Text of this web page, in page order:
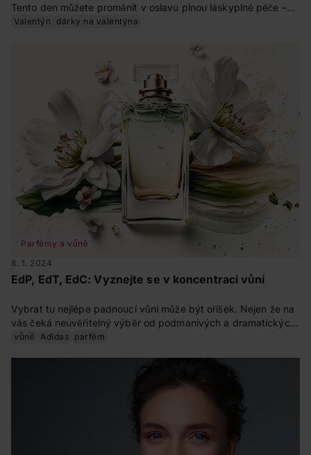
Tento den můžete proměnit v oslavu plnou láskyplné péče –
nejen o svého partnera, ale i o sebe. Co takhle spojit chvíle
vám nápady, jak si Valentýn užít jinak – s wellness rituály,
kreativními zážitky a dárky, které potěší i překvapí.
Valentýn dárky na valentýna
Parfémy a vůně
8. 1. 2024
EdP, EdT, EdC: Vyznejte se v koncentraci vůní
Vybrat tu nejlépe padnoucí vůni může být oříšek. Nejen že na
vás čeká neuvěřitelný výběr od podmanivých a dramatických
vůní po ty lehké svěží, ale navíc je pořídíte v různých
Poradíme, jak se v nich vyznat a jak správně vybrat.
vůně Adidas parfém